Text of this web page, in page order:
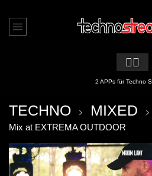
🏳️‍🌈
2 APPs für Techno
TECHNO MIXED
Mix at EXTREMA OUTDOOR